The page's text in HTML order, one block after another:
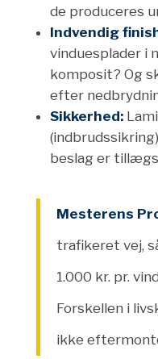
de produceres
Indvendig
vinduesplader i
komposit? Og
efter
Sikkerhed:
beslag er
Mesterens
trafikeret vej,
1.000 kr. pr.
Forskellen i
ikke